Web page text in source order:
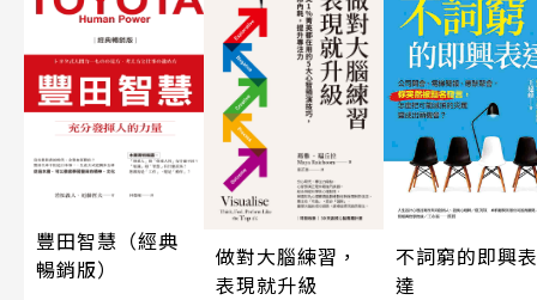
豐田智慧（經典
暢銷版）
做對大腦練習，
表現就升級
不詞窮的即興表
達